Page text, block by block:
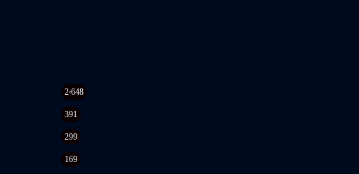
2٬648
391
299
169